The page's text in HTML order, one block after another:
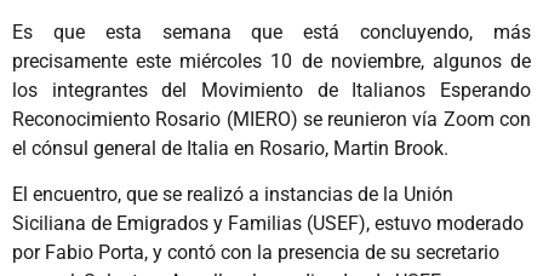
Es que esta semana que está concluyendo, más
precisamente este miércoles 10 de noviembre, algunos de
los integrantes del Movimiento de Italianos Esperando
Reconocimiento Rosario (MIERO) se reunieron vía Zoom con
el cónsul general de Italia en Rosario, Martin Brook.
El encuentro, que se realizó a instancias de la Unión
Siciliana de Emigrados y Familias (USEF), estuvo moderado
por Fabio Porta, y contó con la presencia de su secretario